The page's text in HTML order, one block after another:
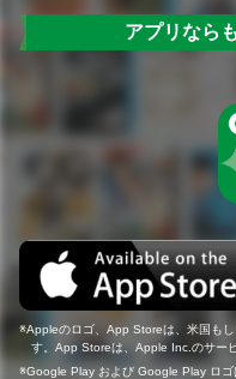
アプリなら
Appleのロゴ、App Storeは、米国も
す。App Storeは、Apple Inc.のサー
Google Play および Google Play ロゴ